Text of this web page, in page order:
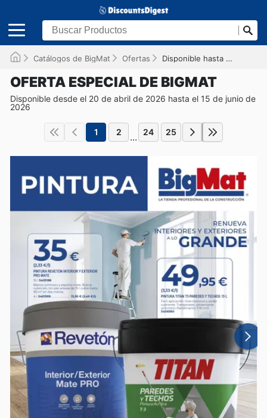
Catálogos de BigMat Ofertas Disponible hasta el 15/06/2026
OFERTA ESPECIAL DE BIGMAT
Disponible desde el 20 de abril de 2026 hasta el 15 de junio de
2026
1 2 ... 24 25